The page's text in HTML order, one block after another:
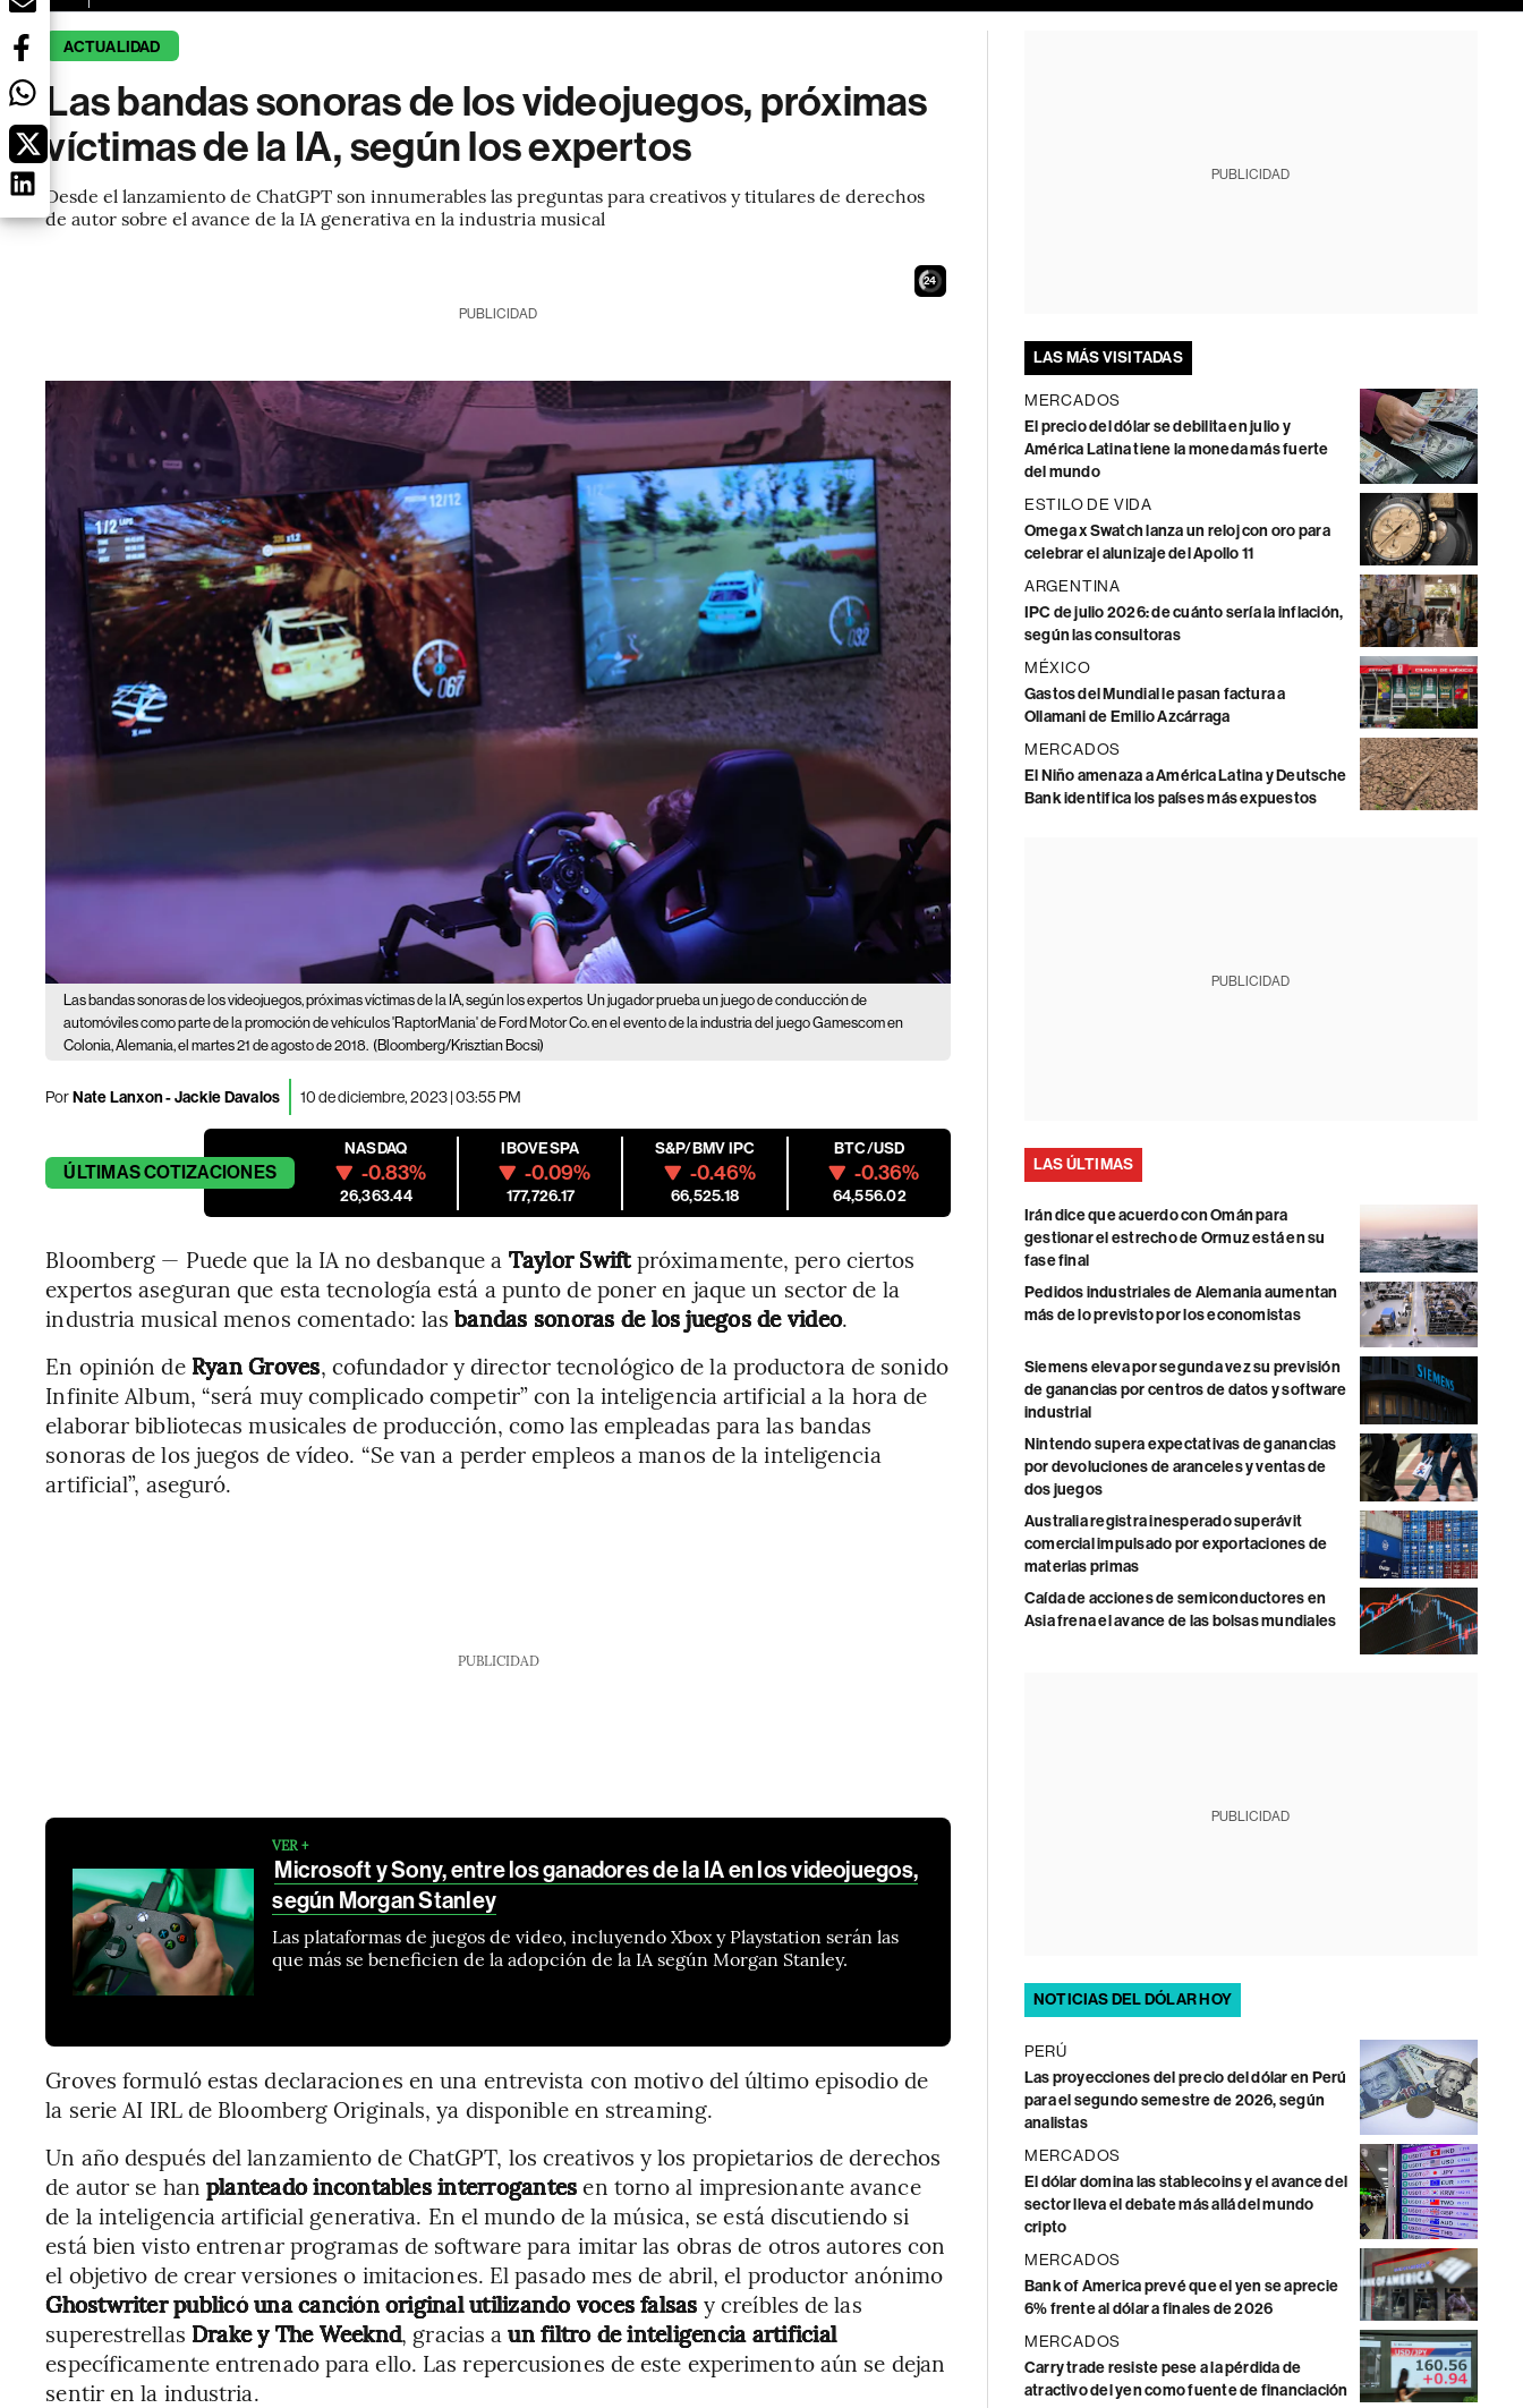
ACTUALIDAD
Las bandas sonoras de los videojuegos, próximas
víctimas de la IA, según los expertos
Desde el lanzamiento de ChatGPT son innumerables las preguntas para creativos y titulares de derechos
de autor sobre el avance de la IA generativa en la industria musical
23
PUBLICIDAD
Las bandas sonoras de los videojuegos, próximas víctimas de la IA, según los expertos Un jugador prueba un juego de conducción de
automóviles como parte de la promoción de vehículos 'RaptorMania' de Ford Motor Co. en el evento de la industria del juego Gamescom en
Colonia, Alemania, el martes 21 de agosto de 2018. (Bloomberg/Krisztian Bocsi)
PorNate Lanxon - Jackie Davalos 10 de diciembre, 2023 | 03:55 PM
ÚLTIMASCOTIZACIONES
NASDAQ
-0.83%
26,363.44
IBOVESPA
-0.09%
177,726.17
S&P/BMV IPC
-0.46%
66,525.18
BTC/USD
-0.36%
64,556.02
Bloomberg — Puede que la IA no desbanque a Taylor Swiftpróximamente, pero ciertos
expertos aseguran que esta tecnología está a punto de poner en jaque un sector de la
industria musical menos comentado: lasbandas sonoras de los juegos de video.
En opinión deRyan Groves, cofundador y director tecnológico de la productora de sonido
Infinite Album, “será muy complicado competir” con la inteligencia artificial a la hora de
elaborar bibliotecas musicales de producción, como las empleadas para las bandas
sonoras de los juegos de vídeo. “Se van a perder empleos a manos de la inteligencia
artificial”, aseguró.
PUBLICIDAD
VER +
Microsoft y Sony, entre los ganadores de la IA en los videojuegos,
según Morgan Stanley
Las plataformas de juegos de video, incluyendo Xbox y Playstation serán las
que más se beneficien de la adopción de la IA según Morgan Stanley.
Groves formuló estas declaraciones en una entrevista con motivo del último episodio de
la serie AI IRL de Bloomberg Originals, ya disponible en streaming.
Un año después del lanzamiento de ChatGPT, los creativos y los propietarios de derechos
de autor se han planteado incontables interrogantesen torno al impresionante avance
de la inteligencia artificial generativa. En el mundo de la música, se está discutiendo si
está bien visto entrenar programas de software para imitar las obras de otros autores con
el objetivo de crear versiones o imitaciones. El pasado mes de abril, el productor anónimo
Ghostwriter publicó una canción original utilizando voces falsas y creíbles de las
superestrellas Drake y The Weeknd, gracias aun filtro de inteligencia artificial
específicamente entrenado para ello. Las repercusiones de este experimento aún se dejan
sentir en la industria.
PUBLICIDAD
LAS MÁS VISITADAS
MERCADOS
El precio del dólar se debilita en julio y
América Latina tiene la moneda más fuerte
del mundo
ESTILO DE VIDA
Omega x Swatch lanza un reloj con oro para
celebrar el alunizaje del Apollo 11
ARGENTINA
IPC de julio 2026: de cuánto sería la inflación,
según las consultoras
MÉXICO
Gastos del Mundial le pasan factura a
Ollamani de Emilio Azcárraga
MERCADOS
El Niño amenaza a América Latina y Deutsche
Bank identifica los países más expuestos
PUBLICIDAD
LAS ÚLTIMAS
Irán dice que acuerdo con Omán para
gestionar el estrecho de Ormuz está en su
fase final
Pedidos industriales de Alemania aumentan
más de lo previsto por los economistas
Siemens eleva por segunda vez su previsión
de ganancias por centros de datos y software
industrial
Nintendo supera expectativas de ganancias
por devoluciones de aranceles y ventas de
dos juegos
Australia registra inesperado superávit
comercial impulsado por exportaciones de
materias primas
Caída de acciones de semiconductores en
Asia frena el avance de las bolsas mundiales
PUBLICIDAD
NOTICIAS DEL DÓLAR HOY
PERÚ
Las proyecciones del precio del dólar en Perú
para el segundo semestre de 2026, según
analistas
MERCADOS
El dólar domina las stablecoins y el avance del
sector lleva el debate más allá del mundo
cripto
MERCADOS
Bank of America prevé que el yen se aprecie
6% frente al dólar a finales de 2026
MERCADOS
Carry trade resiste pese a la pérdida de
atractivo del yen como fuente de financiación